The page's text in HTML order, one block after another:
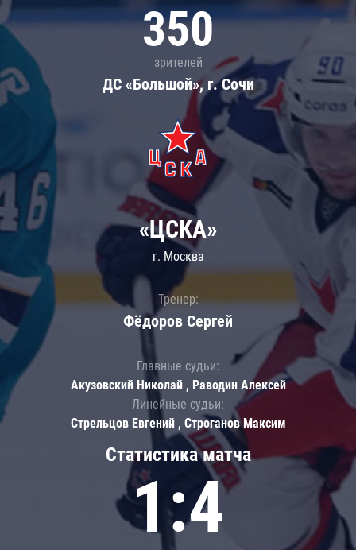
350
зрителей
ДС «Большой», г. Сочи
Статистика матча
1:4
«ЦСКА»
г. Москва
Тренер:
Фёдоров Сергей
Главные судьи:
Акузовский Николай , Раводин Алексей
Линейные судьи:
Стрельцов Евгений , Строганов Максим